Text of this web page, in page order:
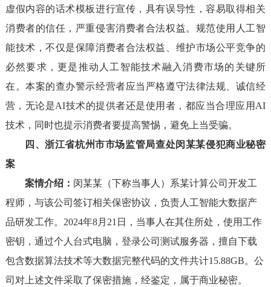
虚假内容的话术模板进行宣传，具有误导性，容易取得相关
消费者的信任，严重侵害消费者合法权益。规范使用人工智
能技术，不仅是保障消费者合法权益、维护市场公平竞争的
必然要求，更是推动人工智能技术融入消费市场的关键所
在。本案的查办警示经营者应当严格遵守法律法规、诚信经
营，无论是AI技术的提供者还是使用者，都应当合理应用AI
技术，同时也提示消费者要提高警惕，避免上当受骗。
四、浙江省杭州市市场监管局查处闵某某侵犯商业秘密
案
案情介绍： 闵某某（下称当事人）系某计算公司开发工
程师，与该公司签订相关保密协议，负责人工智能大数据产
品研发工作。2024年8月21日，当事人在其住所处，使用工作
密钥，通过个人台式电脑，登录公司测试服务器，擅自下载
包含数据算法技术等大数据完整代码的文件共计15.88GB。公
司对上述文件采取了保密措施，经鉴定，属于商业秘密。